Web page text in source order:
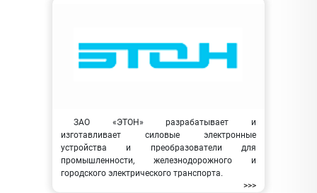
ЗАО «ЭТОН» разрабатывает и
изготавливает силовые электронные
устройства и преобразователи для
промышленности, железнодорожного и
городского электрического транспорта.
>>>